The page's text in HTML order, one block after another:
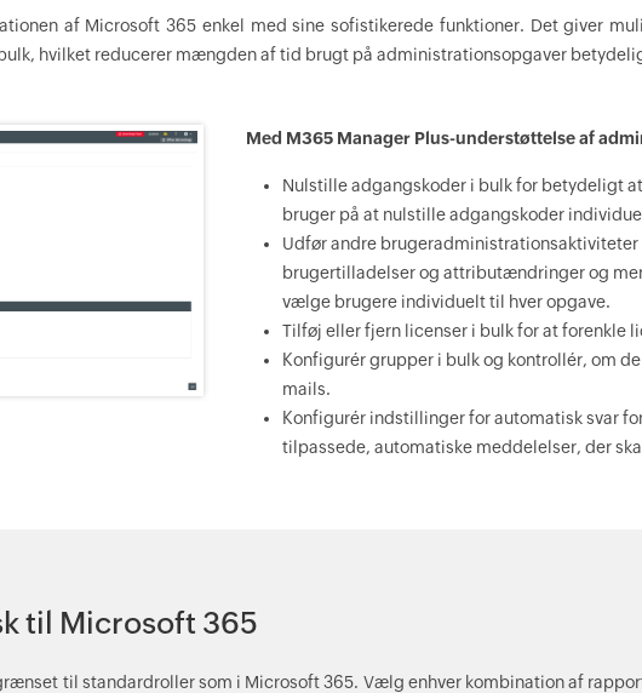
af Microsoft 365 enkel med sine sofistikerede funktioner. Det giver
hvilket reducerer mængden af tid brugt på administrationsopgaver
Med M365 Manager Plus-understøttelse af
Nulstille adgangskoder i bulk for betydeligt
bruger på at nulstille adgangskoder
Udfør andre
brugertilladelser og attributændringer og
vælge brugere individuelt til hver opgave.
Tilføj eller fjern licenser i bulk for at forenkle
Konfigurér grupper i bulk og kontrollér, om
mails.
Konfigurér indstillinger for automatisk svar
tilpassede, automatiske meddelelser, der
til Microsoft 365
til standardroller som i Microsoft 365. Vælg enhver kombination af